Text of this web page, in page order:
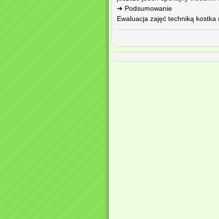
➔ Podsumowanie
Ewaluacja zajęć techniką kostka